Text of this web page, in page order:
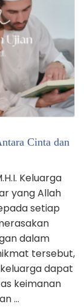
Cinta dan
Keluarga
yang Allah
setiap
dalam
tersebut,
dapat
keimanan
…